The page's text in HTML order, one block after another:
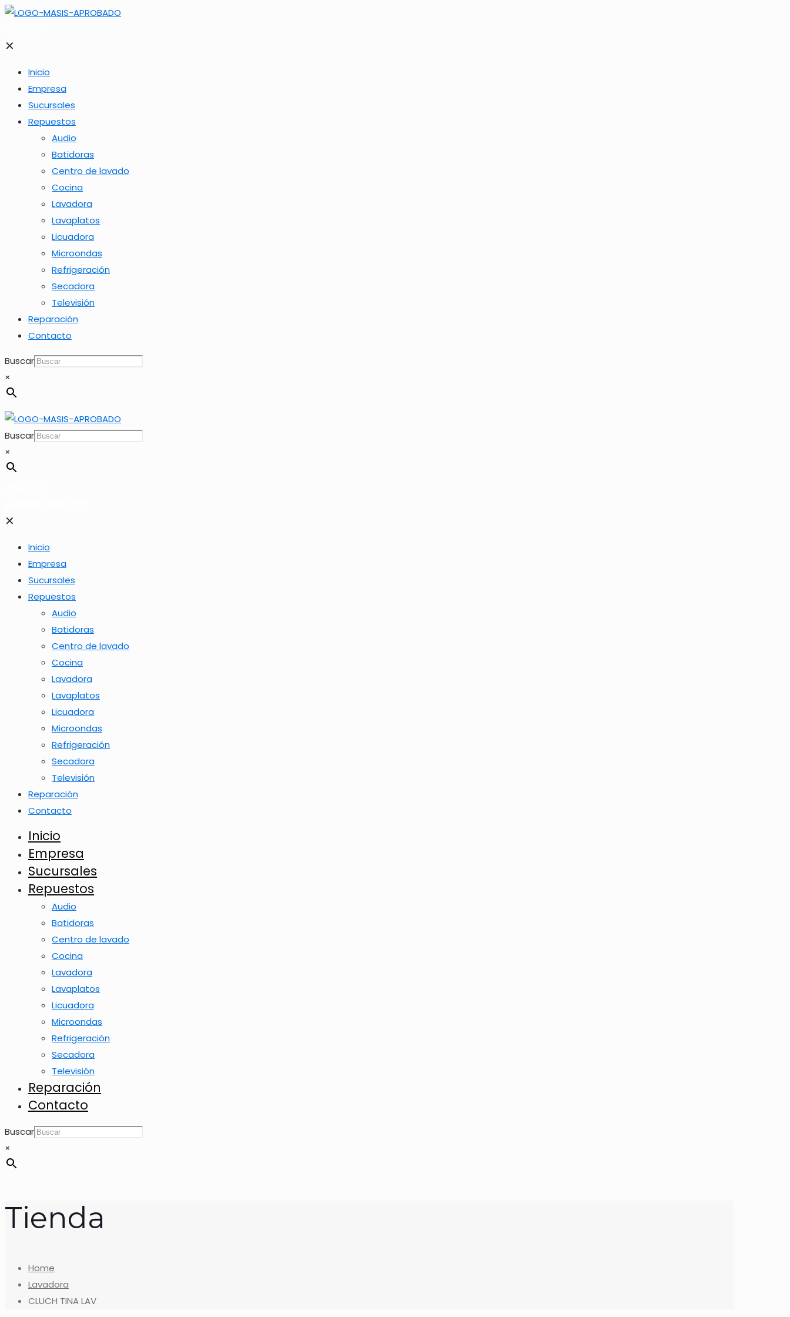
✕
Inicio
Empresa
Sucursales
Repuestos
Audio
Batidoras
Centro de lavado
Cocina
Lavadora
Lavaplatos
Licuadora
Microondas
Refrigeración
Secadora
Televisión
Reparación
Contacto
Buscar
×
Buscar
×
✕
Inicio
Empresa
Sucursales
Repuestos
Audio
Batidoras
Centro de lavado
Cocina
Lavadora
Lavaplatos
Licuadora
Microondas
Refrigeración
Secadora
Televisión
Reparación
Contacto
Inicio
Empresa
Sucursales
Repuestos
Audio
Batidoras
Centro de lavado
Cocina
Lavadora
Lavaplatos
Licuadora
Microondas
Refrigeración
Secadora
Televisión
Reparación
Contacto
Buscar
×
Tienda
Home
Lavadora
CLUCH TINA LAV